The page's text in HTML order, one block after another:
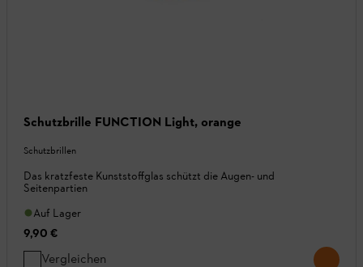
Schutzbrille FUNCTION Light, orange
Schutzbrillen
Das kratzfeste Kunststoffglas schützt die Augen- und
Seitenpartien
Auf Lager
9,90 €
Vergleichen